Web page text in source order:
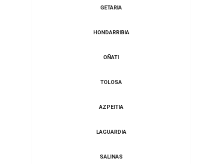
​GETARIA
HONDARRIBIA
​OÑATI
​TOLOSA
​AZPEITIA
LAGUARDIA
​SALINAS